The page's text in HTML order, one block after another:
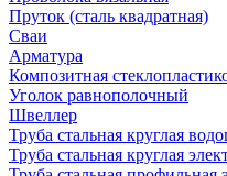
Пруток (сталь квадратная)
Сваи
Арматура
Композитная
Уголок равнополочный
Швеллер
Труба стальная круглая
Труба стальная круглая